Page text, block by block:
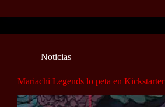
Noticias
Mariachi Legends lo peta en Kickstarter